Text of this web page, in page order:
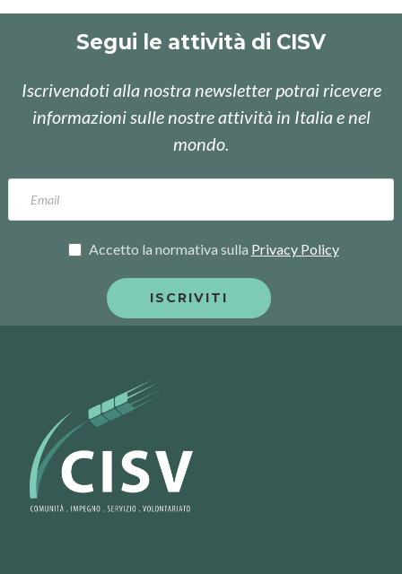
Segui le attività di CISV
Iscrivendoti alla nostra newsletter potrai ricevere
informazioni sulle nostre attività in Italia e nel
mondo.
Accetto la normativa sulla Privacy Policy